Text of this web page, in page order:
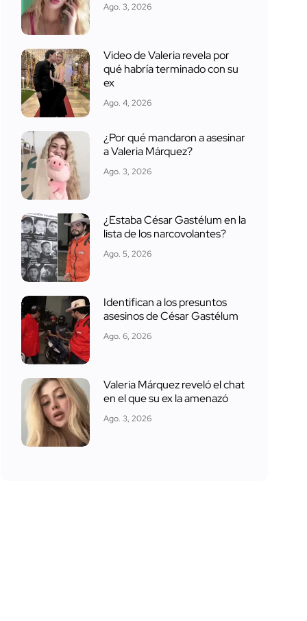
Ago. 3, 2026
Video de Valeria revela por
qué habría terminado con su
ex
Ago. 4, 2026
¿Por qué mandaron a asesinar
a Valeria Márquez?
Ago. 3, 2026
¿Estaba César Gastélum en la
lista de los narcovolantes?
Ago. 5, 2026
Identifican a los presuntos
asesinos de César Gastélum
Ago. 6, 2026
Valeria Márquez reveló el chat
en el que su ex la amenazó
Ago. 3, 2026